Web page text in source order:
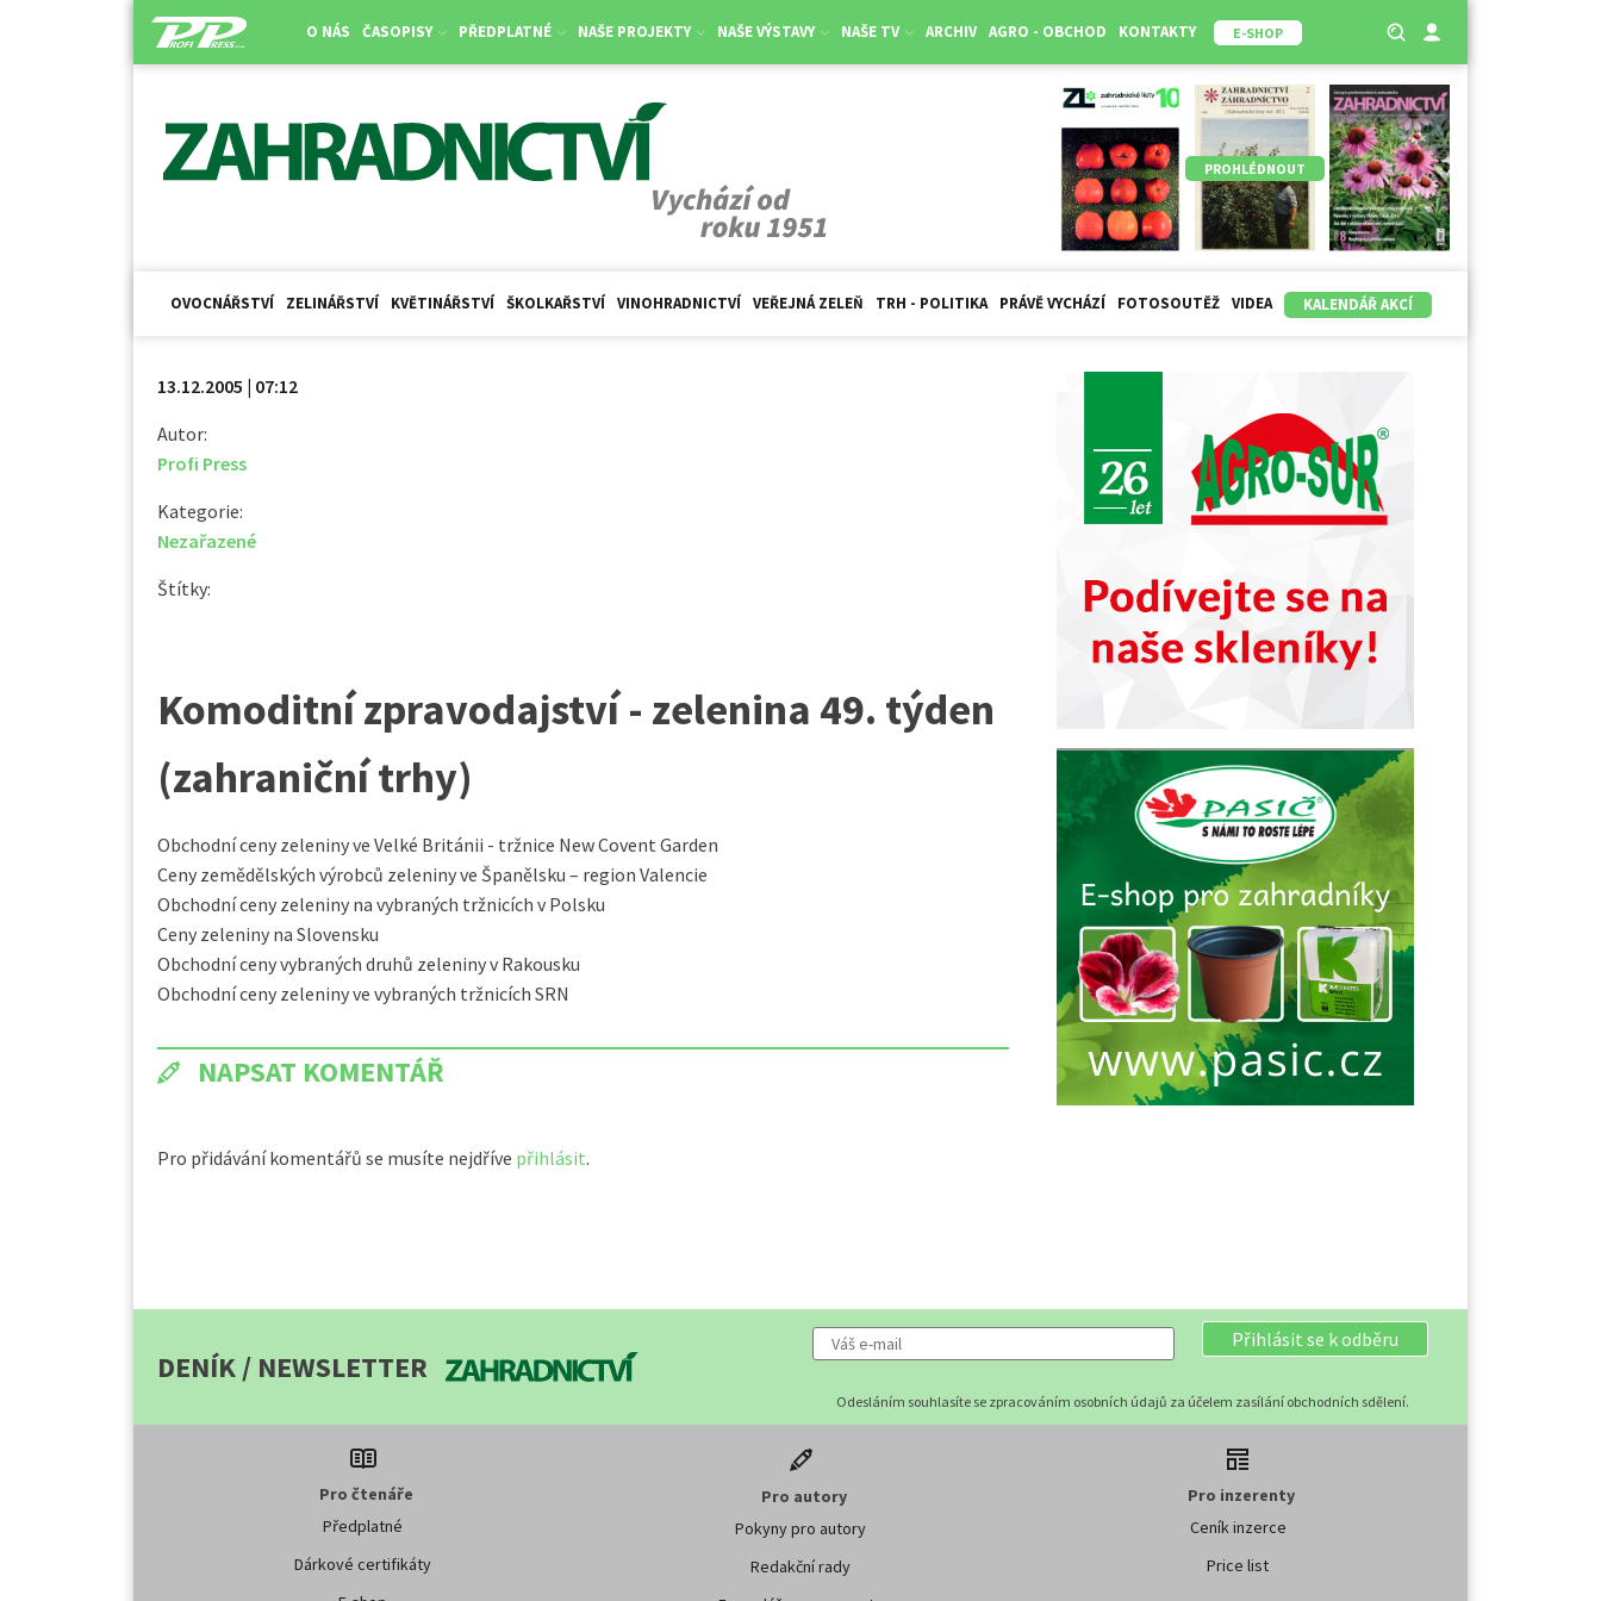
O NÁS ČASOPISY PŘEDPLATNÉ NAŠE PROJEKTY NAŠE VÝSTAVY NAŠE TV ARCHIV AGRO - OBCHOD KONTAKTY E-SHOP
PROHLÉDNOUT
OVOCNÁŘSTVÍ ZELINÁŘSTVÍ KVĚTINÁŘSTVÍ ŠKOLKAŘSTVÍ VINOHRADNICTVÍ VEŘEJNÁ ZELEŇ TRH - POLITIKA PRÁVĚ VYCHÁZÍ FOTOSOUTĚŽ VIDEA KALENDÁŘ AKCÍ
13.12.2005 | 07:12
Autor:
Profi Press
Kategorie:
Nezařazené
Štítky:
Komoditní zpravodajství - zelenina 49. týden
(zahraniční trhy)
Obchodní ceny zeleniny ve Velké Británii - tržnice New Covent Garden
Ceny zemědělských výrobců zeleniny ve Španělsku – region Valencie
Obchodní ceny zeleniny na vybraných tržnicích v Polsku
Ceny zeleniny na Slovensku
Obchodní ceny vybraných druhů zeleniny v Rakousku
Obchodní ceny zeleniny ve vybraných tržnicích SRN
NAPSAT KOMENTÁŘ
Pro přidávání komentářů se musíte nejdříve přihlásit.
DENÍK / NEWSLETTER
Přihlásit se k odběru
Odesláním souhlasíte se zpracováním osobních údajů za účelem zasílání obchodních sdělení.
Pro čtenáře
Předplatné
Dárkové certifikáty
Pro autory
Pokyny pro autory
Redakční rady
Pro inzerenty
Ceník inzerce
Price list